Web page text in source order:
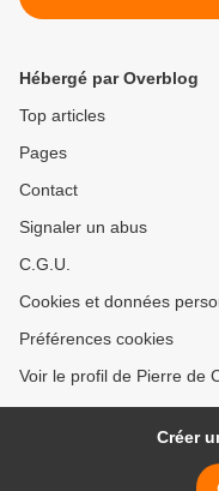
Hébergé par Overblog
Top articles
Pages
Contact
Signaler un abus
C.G.U.
Cookies et données
Préférences cookies
Voir le profil de Pierre de
Créer